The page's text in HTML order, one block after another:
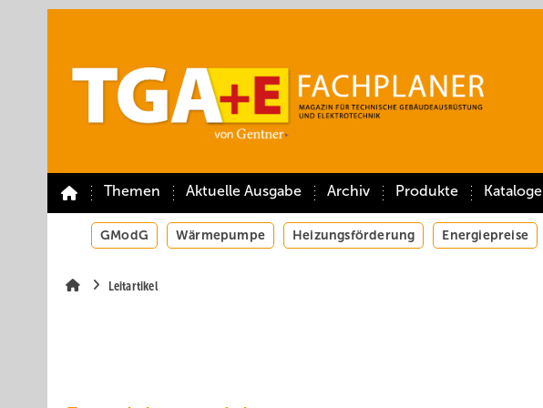
Themen Aktuelle Ausgabe Archiv Produkte Kataloge
GModG Wärmepumpe Heizungsförderung Energiepreise
Leitartikel